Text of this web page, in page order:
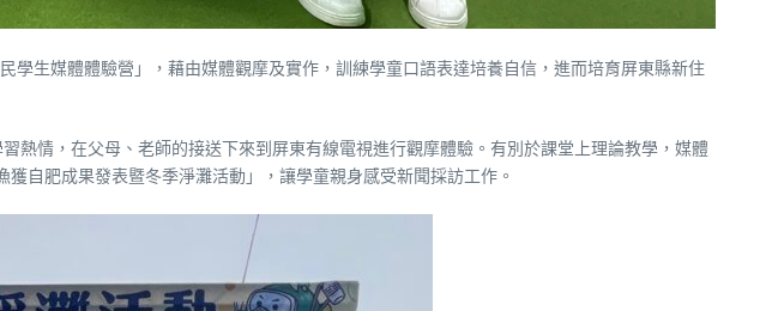
生媒體體驗營」，藉由媒體觀摩及實作，訓練學童口語表達培養自信，進而培育屏東縣新住
熱情，在父母、老師的接送下來到屏東有線電視進行觀摩體驗。有別於課堂上理論教學，媒體
自肥成果發表暨冬季淨灘活動」，讓學童親身感受新聞採訪工作。